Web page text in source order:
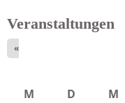
Veranstaltungen
«
M D M